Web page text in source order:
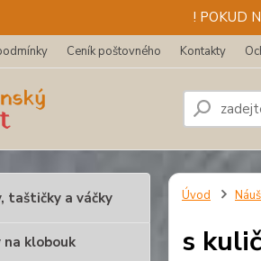
! POKUD
Ceník poštovného Kontakty
taštičky a váčky
na klobouk
Úvod
s